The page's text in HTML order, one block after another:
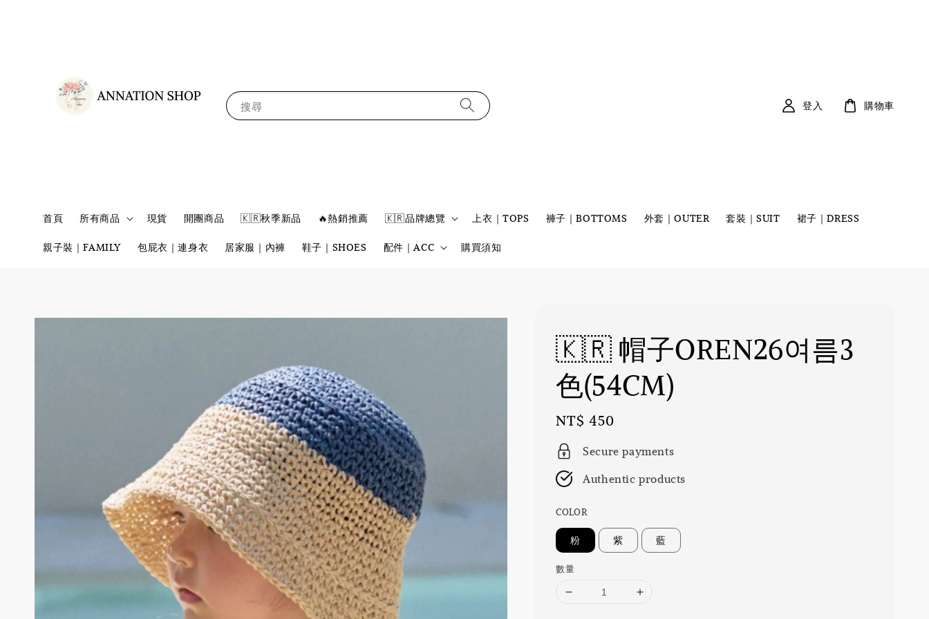
搜尋
首頁 所有商品 現貨 開團商品 🇰🇷秋季新品 🔥熱銷推薦 🇰🇷品牌總覽 上衣｜TOPS 褲子｜BOTTOMS 外套｜OUTER 套裝｜SUIT 裙子｜DRESS
親子裝｜FAMILY 包屁衣｜連身衣 居家服｜內褲 鞋子｜SHOES 配件｜ACC 購買須知
登入 購物車
🇰🇷 帽子OREN26여름3
色(54CM)
Regular
price
NT$ 450
Secure payments
Authentic products
COLOR
粉 紫 藍
數量